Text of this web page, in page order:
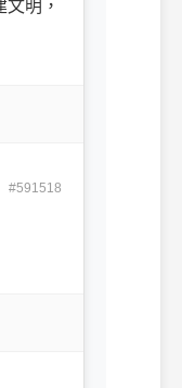
明，
#591518